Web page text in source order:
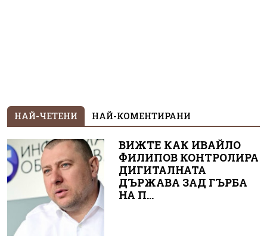
НАЙ-ЧЕТЕНИ НАЙ-КОМЕНТИРАНИ
ВИЖТЕ КАК ИВАЙЛО
ФИЛИПОВ КОНТРОЛИРА
ДИГИТАЛНАТА
ДЪРЖАВА ЗАД ГЪРБА
НА П...